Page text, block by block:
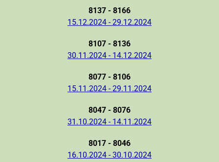
8137 - 8166
15.12.2024 - 29.12.2024
8107 - 8136
30.11.2024 - 14.12.2024
8077 - 8106
15.11.2024 - 29.11.2024
8047 - 8076
31.10.2024 - 14.11.2024
8017 - 8046
16.10.2024 - 30.10.2024